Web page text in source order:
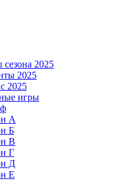
сезона 2025
2025
2025
игры
A
Б
В
Г
Д
Е